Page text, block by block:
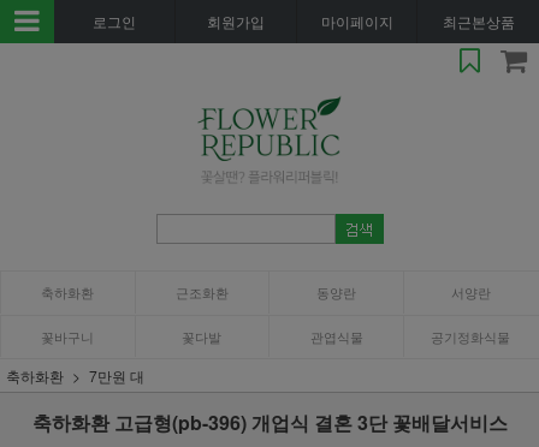
로그인 회원가입 마이페이지 최근본상품
축하화환 근조화환 동양란 서양란
꽃바구니 꽃다발 관엽식물 공기정화식물
축하화환 7만원 대
축하화환 고급형(pb-396) 개업식 결혼 3단 꽃배달서비스